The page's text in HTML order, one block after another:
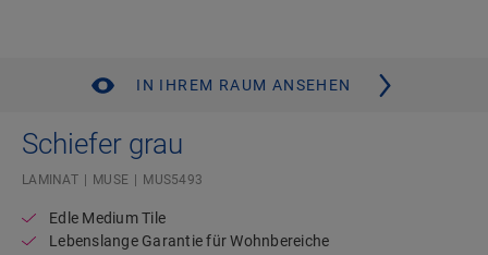
IN IHREM RAUM ANSEHEN
Schiefer grau
LAMINAT MUSE MUS5493
Edle Medium Tile
Lebenslange Garantie für Wohnbereiche